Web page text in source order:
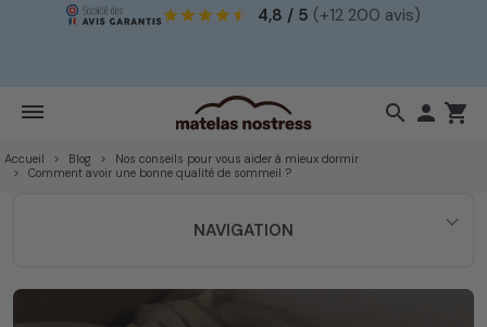
4,8 / 5 (+12 200 avis)
search  shopping_cart
Accueil Blog
Nos conseils pour vous aider à mieux dormir
Comment avoir une bonne qualité de sommeil ?
NAVIGATION